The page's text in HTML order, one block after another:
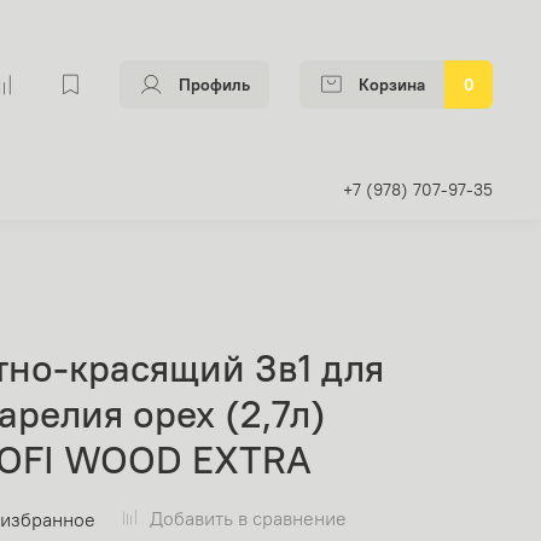
Профиль Корзина 0
+7 (978) 707-97-35
красящий 3в1 для
орех (2,7л)
WOOD EXTRA
Добавить в сравнение